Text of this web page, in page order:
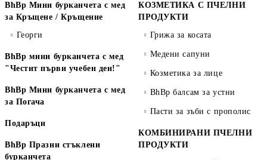
BhBp Мини бурканчета с мед
за Кръщене / Кръщение
Георги
BhBp мини бурканчета с мед
"Честит първи учебен ден!"
BhBp Мини бурканчета с мед
за Погача
Подаръци
BhBp Празни стъклени
бурканчета
КОЗМЕТИКА С ПЧЕЛНИ
ПРОДУКТИ
Грижа за косата
Медени сапуни
Козметика за лице
BhBp балсам за устни
Пасти за зъби с прополис
КОМБИНИРАНИ ПЧЕЛНИ
ПРОДУКТИ